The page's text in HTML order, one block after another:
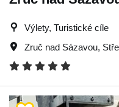
Výlety, Turistické cíle
Zruč nad Sázavou,